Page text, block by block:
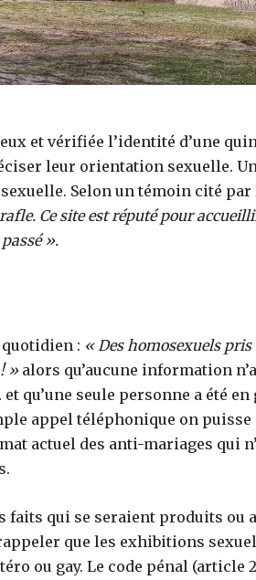
et vérifiée l’identité d’une
leur orientation sexuelle.
Selon un témoin cité
Ce site est réputé pour
».
: « Des homosexuels
»alors qu’aucune information
qu’une seule personne a été en
appel téléphonique on puisse
actuel des anti-mariages qui
faits qui se seraient produits ou
que les exhibitions
ou gay. Le code pénal (article